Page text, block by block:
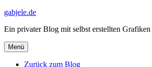
Zum
springen
gabjele.de
Ein privater Blog mit selbst erstellten Grafiken
Menü
Zurück zum Blog